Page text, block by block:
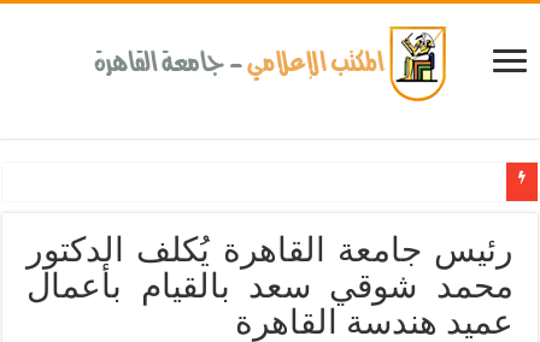
رئيس جامعة القاهرة يُكلف الدكتور
محمد شوقي سعد بالقيام بأعمال
عميد هندسة القاهرة‎